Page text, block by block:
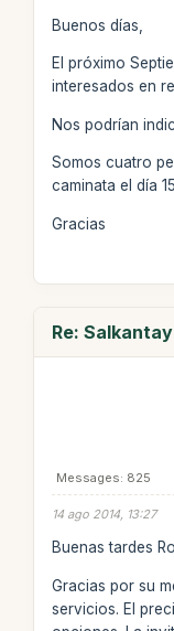
Buenos días,
El próximo
interesados en
Nos podrían
Somos cuatro
caminata el día
Gracias
Re:
Messages: 825
14 ago 2014, 13:27
Buenas tardes
Gracias por su
servicios. El